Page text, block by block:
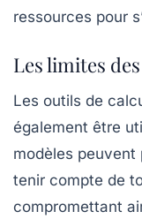
ressources pour
Les limites
Les outils de
également être
modèles peuvent
tenir compte de
compromettant